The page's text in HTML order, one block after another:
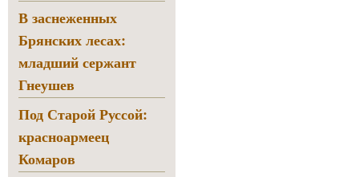
В заснеженных
Брянских лесах:
младший сержант
Гнеушев
Под Старой Руссой:
красноармеец
Комаров